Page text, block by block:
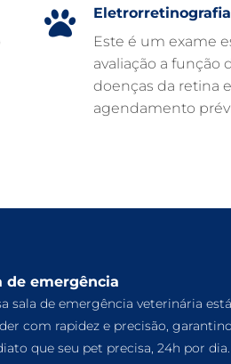
Eletrorretinografia
Este é um exame
avaliação a função
doenças da retina
agendamento
de emergência
sala de emergência veterinária
com rapidez e precisão,
que seu pet precisa, 24h por dia.